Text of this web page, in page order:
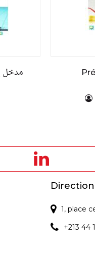
مدخل
1, place
+213 44